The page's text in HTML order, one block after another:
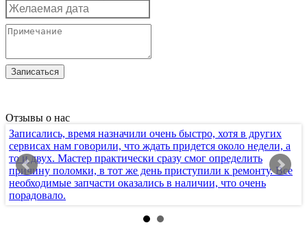
Отзывы о нас
Записались, время назначили очень быстро, хотя в других
сервисах нам говорили, что ждать придется около недели, а
то и двух. Мастер практически сразу смог определить
причину поломки, в тот же день приступили к ремонту. Все
необходимые запчасти оказались в наличии, что очень
порадовало.